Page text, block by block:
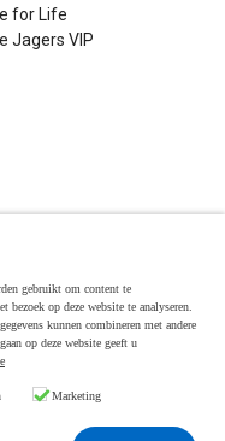
for Life
Jagers VIP
gebruikt om content te
bezoek op deze website te analyseren.
kunnen combineren met andere
op deze website geeft u
Marketing